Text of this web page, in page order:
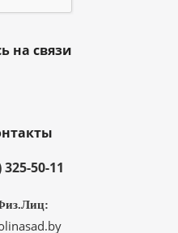
на связи
325-50-11